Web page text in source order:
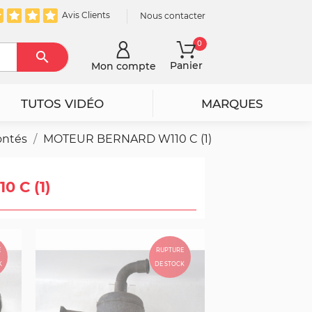
Avis Clients Nous contacter
RechercherMon compte Panier
0
TUTOS VIDÉO MARQUES
MOTEUR BERNARD W110 C (1)
C (1)
RUPTURE
DE STOCK